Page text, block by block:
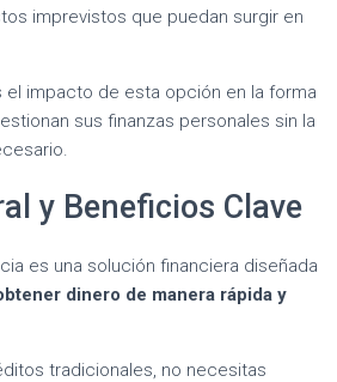
imprevistos que puedan surgir en
el impacto de esta opción en la forma
sus finanzas personales sin la
y Beneficios Clave
es una solución financiera diseñada
dinero de manera rápida y
tradicionales, no necesitas